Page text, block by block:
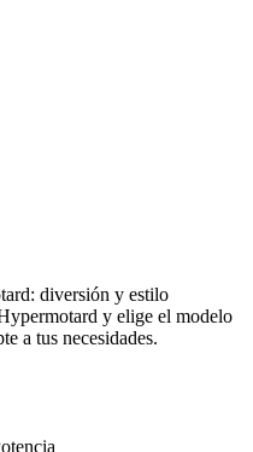
diversión y estilo
y elige el modelo
a tus necesidades.